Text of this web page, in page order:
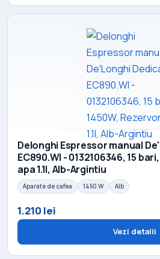
Delonghi Espressor manual
EC890.WI - 0132106346, 15
apa 1.1l, Alb-Argintiu
Aparate de cafea 1450 W Alb
1.210 lei
Vezi detalii